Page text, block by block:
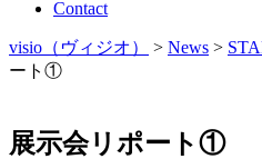
Contact
visio（ヴィジオ） > News >
ート①
展示会リポート①